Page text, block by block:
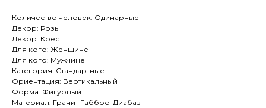
Количество человек: Одинарные
Декор: Розы
Декор: Крест
Для кого: Женщине
Для кого: Мужчине
Категория: Стандартные
Ориентация: Вертикальный
Форма: Фигурный
Материал: Гранит Габбро-Диабаз